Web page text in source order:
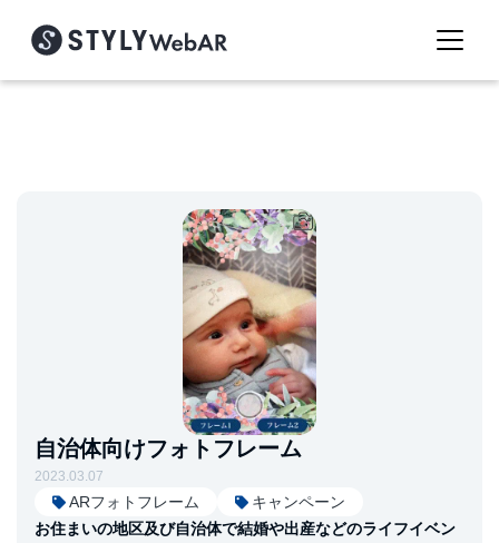
自治体向けフォトフレーム
2023.03.07
ARフォトフレーム
キャンペーン
お住まいの地区及び自治体で結婚や出産などのライフイベン